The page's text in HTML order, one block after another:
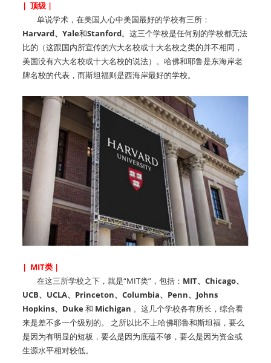
| 顶级 |
单说学术，在美国人心中美国最好的学校有三所：
Harvard、Yale和Stanford。这三个学校是任何别的学校都无法
比的（这跟国内所宣传的六大名校或十大名校之类的并不相同，
美国没有六大名校或十大名校的说法）。哈佛和耶鲁是东海岸老
牌名校的代表，而斯坦福则是西海岸最好的学校。
| MIT类 |
在这三所学校之下，就是“MIT类”，包括： MIT、Chicago、
UCB、UCLA、Princeton、Columbia、Penn、Johns
Hopkins、Duke和 Michigan 。这几个学校各有所长，综合看
来是差不多一个级别的。 之所以比不上哈佛耶鲁和斯坦福，要么
是因为有明显的短板，要么是因为底蕴不够，要么是因为资金或
生源水平相对较低。